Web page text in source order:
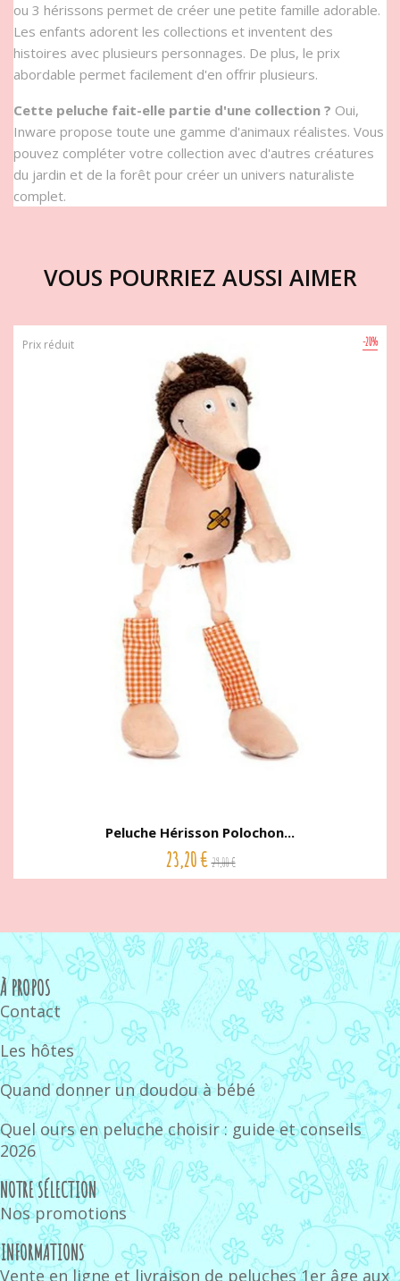
ou 3 hérissons permet de créer une petite famille adorable.
Les enfants adorent les collections et inventent des
histoires avec plusieurs personnages. De plus, le prix
abordable permet facilement d'en offrir plusieurs.
Cette peluche fait-elle partie d'une collection ? Oui,
Inware propose toute une gamme d'animaux réalistes. Vous
pouvez compléter votre collection avec d'autres créatures
du jardin et de la forêt pour créer un univers naturaliste
complet.
VOUS POURRIEZ AUSSI AIMER
-20%
Prix réduit
Peluche Hérisson Polochon...
23,20 € 29,00 €
À PROPOS
Contact
Les hôtes
Quand donner un doudou à bébé
Quel ours en peluche choisir : guide et conseils
2026
NOTRE SÉLECTION
Nos promotions
INFORMATIONS
Vente en ligne et livraison de peluches 1er âge aux